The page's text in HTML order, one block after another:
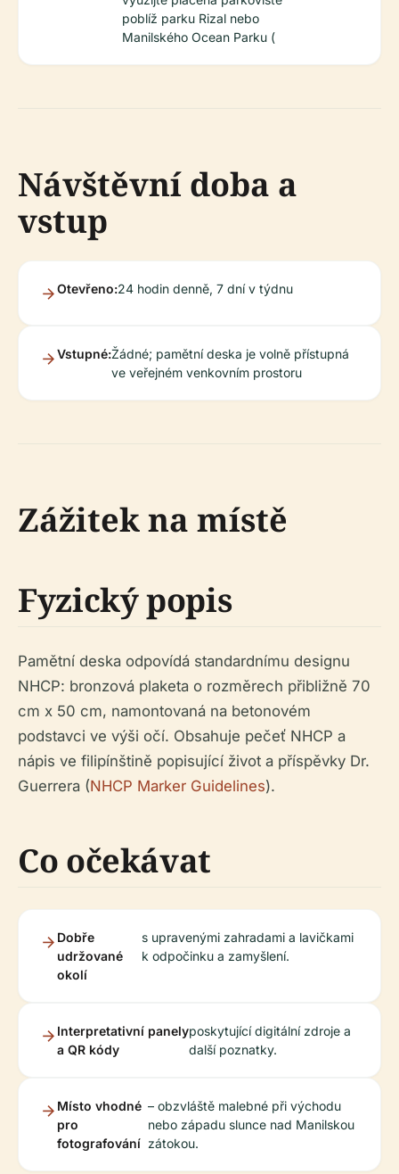
poblíž parku Rizal nebo
Manilského Ocean Parku (
Návštěvní doba a
vstup
Otevřeno:24 hodin denně, 7 dní v týdnu
Vstupné:Žádné; pamětní deska je volně přístupná
ve veřejném venkovním prostoru
Zážitek na místě
Fyzický popis
Pamětní deska odpovídá standardnímu designu
NHCP: bronzová plaketa o rozměrech přibližně 70
cm x 50 cm, namontovaná na betonovém
podstavci ve výši očí. Obsahuje pečeť NHCP a
nápis ve filipínštině popisující život a příspěvky Dr.
Guerrera (NHCP Marker Guidelines).
Co očekávat
Dobře
udržované
okolí
s upravenými zahradami a lavičkami
k odpočinku a zamyšlení.
Interpretativní panely
a QR kódy
poskytující digitální zdroje a
další poznatky.
Místo vhodné
pro
fotografování
– obzvláště malebné při východu
nebo západu slunce nad Manilskou
zátokou.